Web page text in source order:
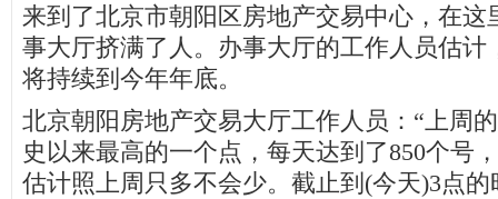
来到了北京市朝阳区房地产交易中心，在这
事大厅挤满了人。办事大厅的工作人员估计
将持续到今年年底。
北京朝阳房地产交易大厅工作人员：“上周
史以来最高的一个点，每天达到了850个号
估计照上周只多不会少。截止到(今天)3点